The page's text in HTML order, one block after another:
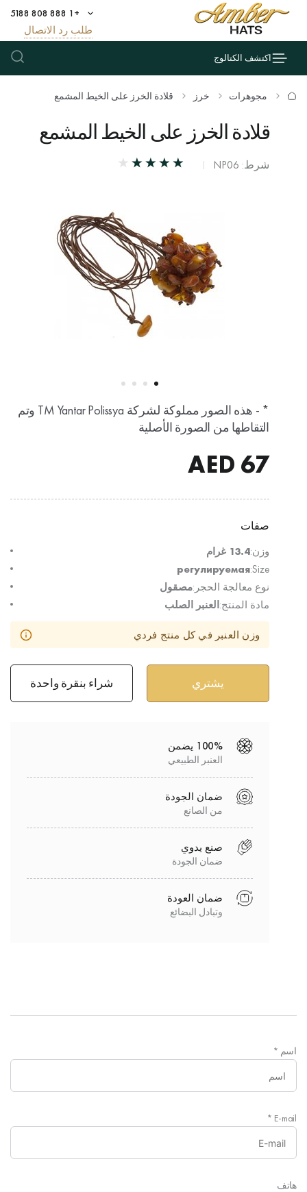
+1 888 808 5188
طلب رد الاتصال
اكتشف الكتالوج
مجوهرات خرز قلادة الخرز على الخيط المشمع
قلادة الخرز على الخيط المشمع
شرط: NP06
* - هذه الصور مملوكة لشركة TM Yantar Polissya وتم
التقاطها من الصورة الأصلية
67
صفات
وزن:13.4 غرام
Size:
регулируемая
نوع معالجة الحجر:مصقول
مادة المنتج:العنبر الصلب
وزن العنبر في كل منتج فردي
شراء بنقرة واحدة
100% يضمن
العنبر الطبيعي
ضمان الجودة
من الصانع
صنع يدوي
ضمان الجودة
ضمان العودة
وتبادل البضائع
اسم *
E-mail
*
هاتف